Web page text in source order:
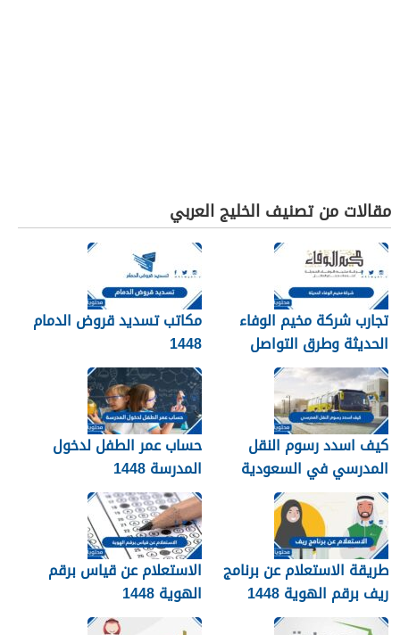
مقالات من تصنيف الخليج العربي
تجارب شركة مخيم الوفاء
الحديثة وطرق التواصل
معهم 1448
مكاتب تسديد قروض الدمام
1448
كيف اسدد رسوم النقل
المدرسي في السعودية
1448
حساب عمر الطفل لدخول
المدرسة 1448
طريقة الاستعلام عن برنامج
ريف برقم الهوية 1448
الاستعلام عن قياس برقم
الهوية 1448
services.qiyas.sa